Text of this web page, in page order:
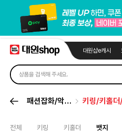
대원샵e캐시
패션잡화/악세
키링/키홀더
전체 키링 키홀더 뱃지